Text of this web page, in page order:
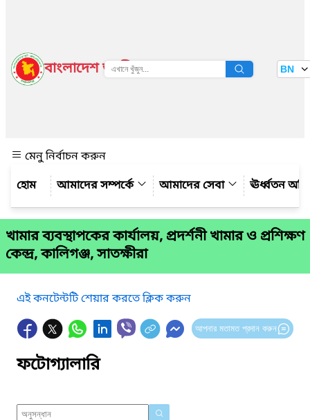
বাংলাদেশ জাতীয় তথ্য বাতায়ন BN
মেনু নির্বাচন করুন
আমাদের সম্পর্কে
আমাদের সেবা ঊর্ধ্বতন
খামার ব্যবস্থাপকের কার্যালয়, প্রদর্শনী খামার ও প্রশিক্ষণ
কেন্দ্র, কালিগঞ্জ, সাতক্ষীরা
এই কনটেন্টটি শেয়ার করতে ক্লিক করুন
আপনার মতামত প্রদান করুন
ফটোগ্যালারি